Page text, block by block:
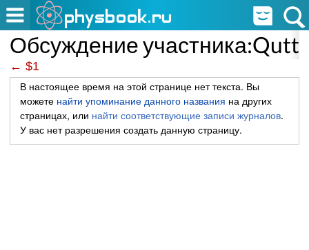
Обсуждение
← $1
В настоящее время на этой странице нет текста. Вы
можете найти упоминание данного названия на других
страницах, или найти соответствующие записи журналов.
У вас нет разрешения создать данную страницу.